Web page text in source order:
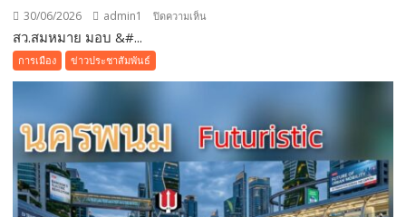
30/06/2026 admin1 ปิดความเห็น
หารือ
กรุง
ไทยฯ
รัฐสภา
เตรียม
สว.สมหมาย มอบ &#...
การเมือง ข่าวประชาสัมพันธ์